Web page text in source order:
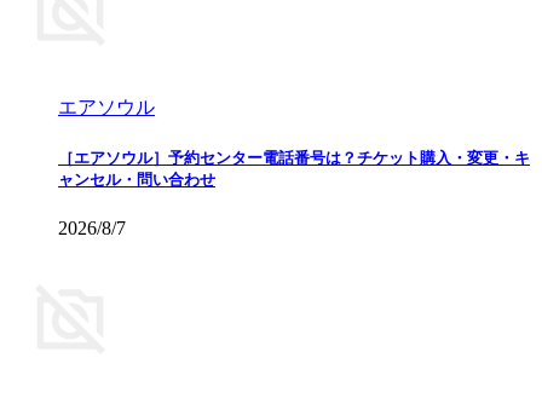
エアソウル
［エアソウル］予約センター電話番号は？チケット購入・変更・キ
ャンセル・問い合わせ
2026/8/7